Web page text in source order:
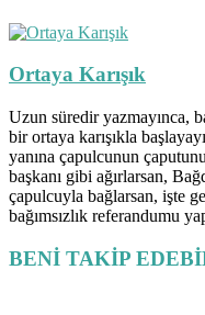
Ortaya Karışık
Uzun süredir yazmayınca,
bir ortaya karışıkla
yanına çapulcunun
başkanı gibi ağırlarsan,
çapulcuyla bağlarsan, işte
bağımsızlık referandumu
BENİ TAKİP